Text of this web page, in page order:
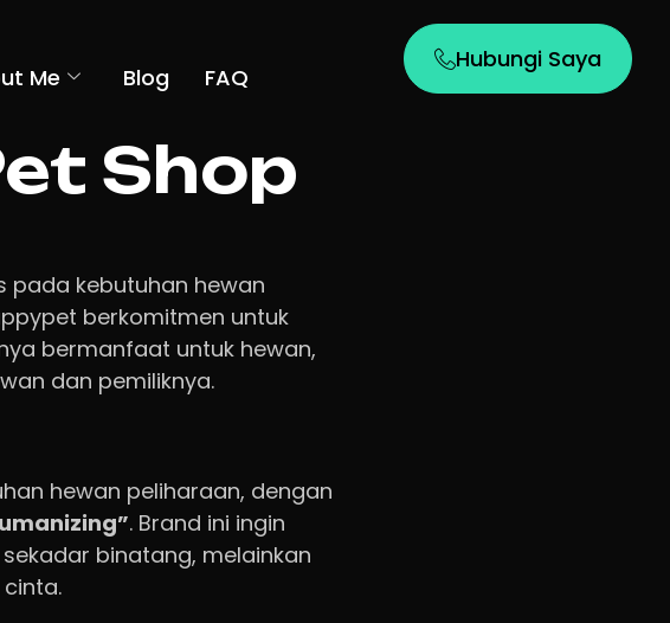
Me Blog FAQ
Hubungi Saya
Shop
pada kebutuhan hewan
berkomitmen untuk
bermanfaat untuk hewan,
dan pemiliknya.
hewan peliharaan, dengan
. Brand ini ingin
binatang, melainkan